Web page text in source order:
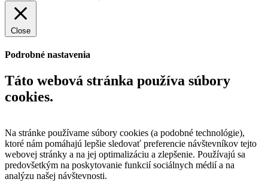
Close
Podrobné nastavenia
Táto webová stránka používa súbory
cookies.
Na stránke používame súbory cookies (a podobné technológie),
ktoré nám pomáhajú lepšie sledovať preferencie návštevníkov tejto
webovej stránky a na jej optimalizáciu a zlepšenie. Používajú sa
predovšetkým na poskytovanie funkcií sociálnych médií a na
analýzu našej návštevnosti.